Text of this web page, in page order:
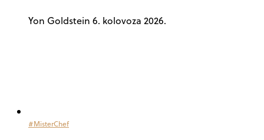
Yon Goldstein 6. kolovoza 2026.
#MisterChef